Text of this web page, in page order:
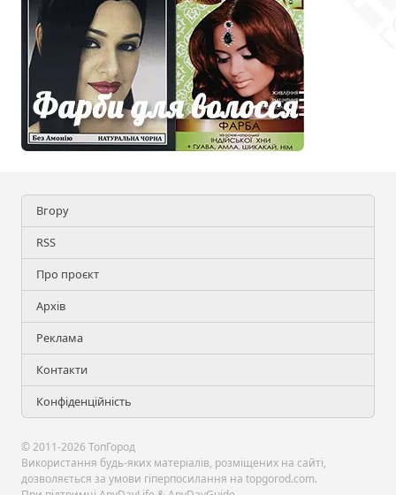
Вгору
RSS
Про проєкт
Архів
Реклама
Контакти
Конфіденційність
© 2011-2026 ТопГород
Використання будь-яких матеріалів, розміщених на сайті,
дозволяється за умови гіперпосилання на topgorod.com.